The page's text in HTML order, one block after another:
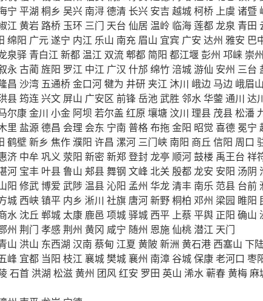
宁 平湖 桐乡 吴兴 南浔德清 长兴 安吉 越城柯桥 上虞 诸暨
江 黄岩 路桥 玉环 三门 天台 仙居 温岭 临海莲都龙泉 青田
绵阳 广元遂宁 内江 乐山 南充 眉山 宜宾 广安 达州 雅安 巴
泉驿 青白江 新都 温江 双流郫都 简阳 都江堰彭州 邛崃 崇州
永古蔺旌阳 罗江 中江 广汉 什邡 绵竹 涪城游仙 安州 三台
昌 沙湾 五通桥金口河犍为 井研 夹江 沐川 峨边 马边 峨眉山
县筠连兴文 屏山 广安区 前锋岳池武胜 邻水华蓥 通川 达
尔康金川 小金 阿坝 若尔盖 红原 壤塘 汶川 理县 茂县松潘
里 盐源德昌 会理 会东 宁南 普格布拖金阳 昭觉 喜德 冕宁
鹤壁新乡 焦作濮阳 许昌 漯河 三门峡 南阳 商丘 信阳 周口
济 中牟巩义 荥阳 新密 新郑登封龙亭 顺河鼓楼 禹王台 祥
河 宝丰 叶县鲁山 郏县舞钢 文峰 北关 殷都龙安 安阳 汤阴
阳 修武博爱 武陟 温县沁阳 孟州 华龙清丰 南乐 范县 台前
城 西峡镇平 内乡 淅川 社旗 唐河新野桐柏 邓州 梁园 睢阳
水 沈丘 郸城 太康 鹿邑 项城驿城 西平 上蔡 平舆 正阳 确山
州 荆门 孝感荆州 黄冈 咸宁 随州 恩施仙桃潜江 天门
山 洪山 东西湖 汉南 蔡甸 江夏 黄陂 新洲 黄石港 西塞山 下
峰 宜都 当阳 枝江 襄城樊城襄州 南漳谷城保康老河口 枣
石首 洪湖 松滋黄州 团风红安 罗田 英山 浠水蕲春黄梅麻